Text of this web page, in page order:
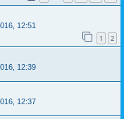
12:51
1 2
12:39
12:37